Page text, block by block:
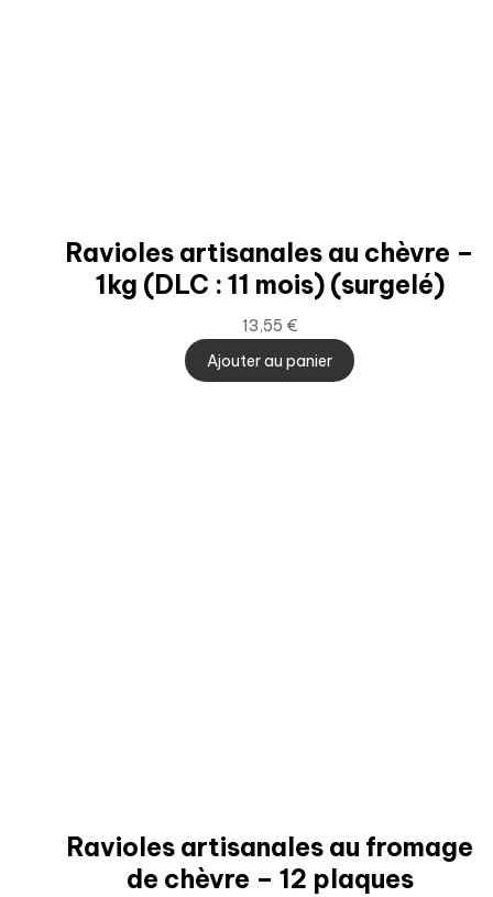
Ravioles artisanales au chèvre –
1kg (DLC : 11 mois) (surgelé)
13,55 €
Ajouter au panier
Ravioles artisanales au fromage
de chèvre – 12 plaques